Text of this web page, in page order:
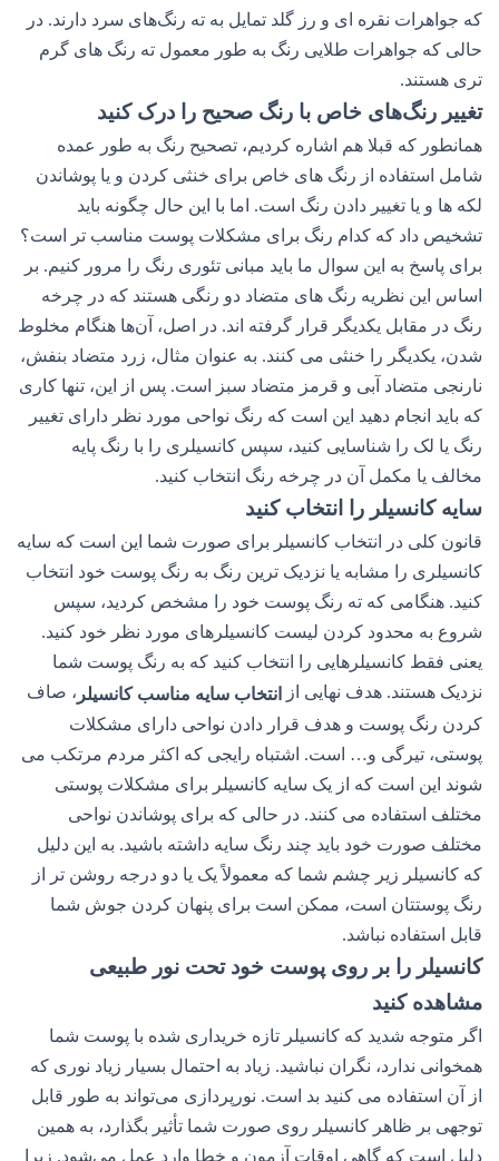
که جواهرات نقره ای و رز گلد تمایل به ته رنگ‌های سرد دارند. در
حالی که جواهرات طلایی رنگ به طور معمول ته رنگ های گرم
تری هستند.
تغییر رنگ‌های خاص با رنگ صحیح را درک کنید
همانطور که قبلا هم اشاره کردیم، تصحیح رنگ به طور عمده
شامل استفاده از رنگ های خاص برای خنثی کردن و یا پوشاندن
لکه ها و یا تغییر دادن رنگ است. اما با این حال چگونه باید
تشخیص داد که کدام رنگ برای مشکلات پوست مناسب تر است؟
برای پاسخ به این سوال ما باید مبانی تئوری رنگ را مرور کنیم. بر
اساس این نظریه رنگ های متضاد دو رنگی هستند که در چرخه
رنگ در مقابل یکدیگر قرار گرفته اند. در اصل، آن‌ها هنگام مخلوط
شدن، یکدیگر را خنثی می کنند. به عنوان مثال، زرد متضاد بنفش،
نارنجی متضاد آبی و قرمز متضاد سبز است. پس از این، تنها کاری
که باید انجام دهید این است که رنگ نواحی مورد نظر دارای تغییر
رنگ یا لک را شناسایی کنید، سپس کانسیلری را با رنگ پایه
مخالف یا مکمل آن در چرخه رنگ انتخاب کنید.
سایه کانسیلر را انتخاب کنید
قانون کلی در انتخاب کانسیلر برای صورت شما این است که سایه
کانسیلری را مشابه یا نزدیک ترین رنگ به رنگ پوست خود انتخاب
کنید. هنگامی که ته رنگ پوست خود را مشخص کردید، سپس
شروع به محدود کردن لیست کانسیلرهای مورد نظر خود کنید.
یعنی فقط کانسیلرهایی را انتخاب کنید که به رنگ پوست شما
نزدیک هستند. هدف نهایی ازانتخاب سایه مناسب کانسیلر، صاف
کردن رنگ پوست و هدف قرار دادن نواحی دارای مشکلات
پوستی، تیرگی و… است. اشتباه رایجی که اکثر مردم مرتکب می
شوند این است که از یک سایه کانسیلر برای مشکلات پوستی
مختلف استفاده می کنند. در حالی که برای پوشاندن نواحی
مختلف صورت خود باید چند رنگ سایه داشته باشید. به این دلیل
که کانسیلر زیر چشم شما که معمولاً یک یا دو درجه روشن تر از
رنگ پوستتان است، ممکن است برای پنهان کردن جوش شما
قابل استفاده نباشد.
کانسیلر را بر روی پوست خود تحت نور طبیعی
مشاهده کنید
اگر متوجه شدید که کانسیلر تازه خریداری شده با پوست شما
همخوانی ندارد، نگران نباشید. زیاد به احتمال بسیار زیاد نوری که
از آن استفاده می کنید بد است. نورپردازی می‌تواند به طور قابل
توجهی بر ظاهر کانسیلر روی صورت شما تأثیر بگذارد، به همین
دلیل است که گاهی اوقات آزمون و خطا وارد عمل می‌شود. زیرا